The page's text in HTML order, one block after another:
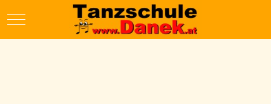
Mobile Menu Toggle